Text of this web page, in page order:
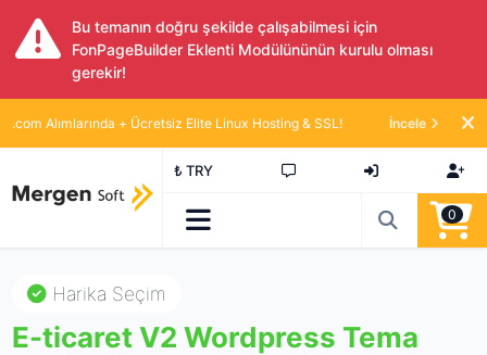
Bu temanın doğru şekilde çalışabilmesi için
FonPageBuilder Eklenti Modülününün kurulu olması
gerekir!
.com Alımlarında + Ücretsiz Elite Linux Hosting & SSL! İncele
₺ TRY
0
E-ticaret V2 Wordpress Tema
Harika Seçim